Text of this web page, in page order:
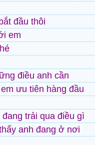
đầu thôi
em
điều anh cần
ưu tiên hàng đầu
trải qua điều gì
anh đang ở nơi